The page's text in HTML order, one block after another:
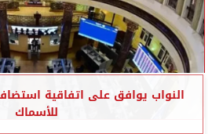
النواب يوافق على اتفاقية
للأسماك